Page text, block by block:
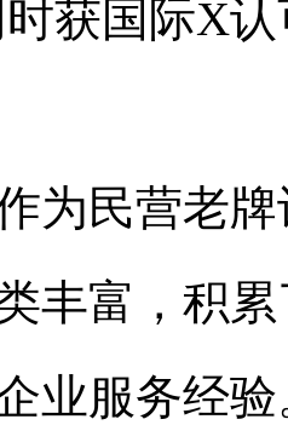
获国际X
为民营老
丰富，积
业服务经验